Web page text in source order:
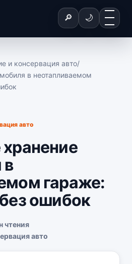
🔎 🌙 Меню
и консервация авто/
в неотапливаемом
авто
в
гараже:
ошибок
чтения
авто